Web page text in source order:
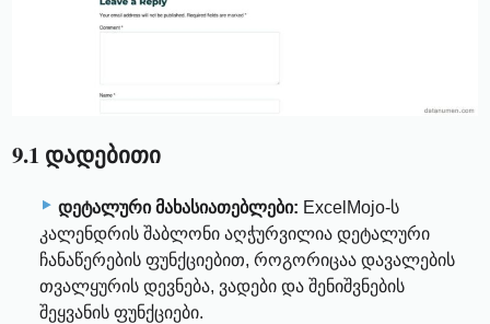
9.1 დადებითი
დეტალური მახასიათებლები: ExcelMojo-ს
კალენდრის შაბლონი აღჭურვილია დეტალური
ჩანაწერების ფუნქციებით, როგორიცაა დავალების
თვალყურის დევნება, ვადები და შენიშვნების
შეყვანის ფუნქციები.